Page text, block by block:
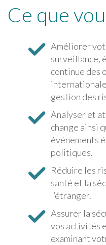
Ce que
Améliorer
surveillance,
continue des
gestion des
Analyser et
change ainsi
événements
politiques.
Réduire les
santé et la
l’étranger.
Assurer la
vos activités
examinant